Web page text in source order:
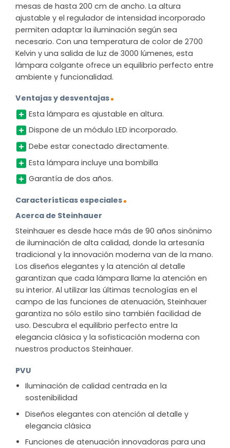
mesas de hasta 200 cm de ancho. La altura
ajustable y el regulador de intensidad incorporado
permiten adaptar la iluminación según sea
necesario. Con una temperatura de color de 2700
Kelvin y una salida de luz de 3000 lúmenes, esta
lámpara colgante ofrece un equilibrio perfecto entre
ambiente y funcionalidad.
Ventajas y desventajas
Esta lámpara es ajustable en altura.
Dispone de un módulo LED incorporado.
Debe estar conectado directamente.
Esta lámpara incluye una bombilla
Garantía de dos años.
Características especiales
Acerca de Steinhauer
Steinhauer es desde hace más de 90 años sinónimo
de iluminación de alta calidad, donde la artesanía
tradicional y la innovación moderna van de la mano.
Los diseños elegantes y la atención al detalle
garantizan que cada lámpara llame la atención en
su interior. Al utilizar las últimas tecnologías en el
campo de las funciones de atenuación, Steinhauer
garantiza no sólo estilo sino también facilidad de
uso. Descubra el equilibrio perfecto entre la
elegancia clásica y la sofisticación moderna con
nuestros productos Steinhauer.
PVU
Iluminación de calidad centrada en la
sostenibilidad
Diseños elegantes con atención al detalle y
elegancia clásica
Funciones de atenuación innovadoras para una